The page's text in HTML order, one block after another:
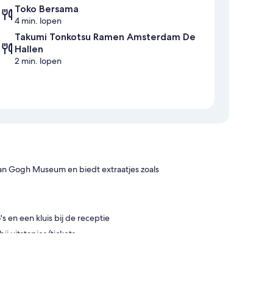
Toko Bersama
4 min. lopen
Takumi Tonkotsu Ramen Amsterdam De
Hallen
2 min. lopen
Gogh Museum en biedt extraatjes zoals
en een kluis bij de receptie
uitstapjes/tickets